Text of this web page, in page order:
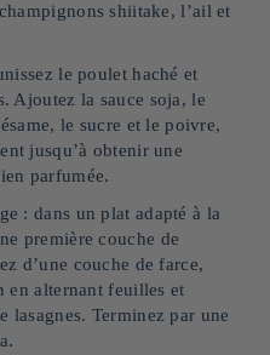
shiitake, l’ail et
le poulet haché et
Ajoutez la sauce soja, le
le sucre et le poivre,
jusqu’à obtenir une
parfumée.
: dans un plat adapté à la
première couche de
d’une couche de farce,
en alternant feuilles et
lasagnes. Terminez par une